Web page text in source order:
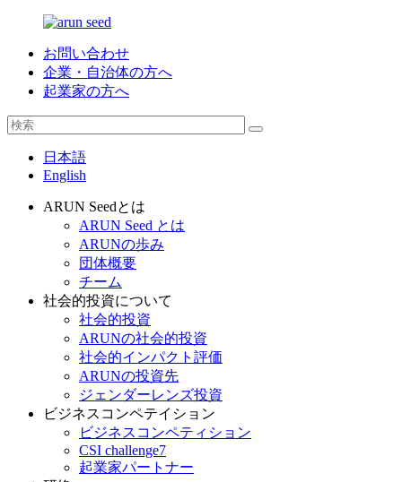
お問い合わせ
企業・自治体の方へ
起業家の方へ
日本語
English
ARUN Seedとは
ARUN Seed とは
ARUNの歩み
団体概要
チーム
社会的投資について
社会的投資
ARUNの社会的投資
社会的インパクト評価
ARUNの投資先
ジェンダーレンズ投資
ビジネスコンペテイション
ビジネスコンペティション
CSI challenge7
起業家パートナー